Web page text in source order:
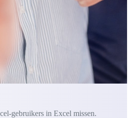
gebruikers in Excel missen.